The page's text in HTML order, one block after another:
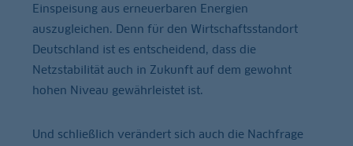
Einspeisung aus erneuerbaren Energien
auszugleichen. Denn für den Wirtschaftsstandort
Deutschland ist es entscheidend, dass die
Netzstabilität auch in Zukunft auf dem gewohnt
hohen Niveau gewährleistet ist.
Und schließlich verändert sich auch die Nachfrage